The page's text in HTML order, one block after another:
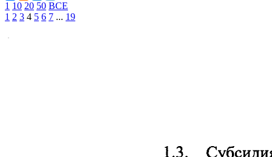
1 10 20 50 ВСЕ
1 2 3 4 5 6 7 ... 19